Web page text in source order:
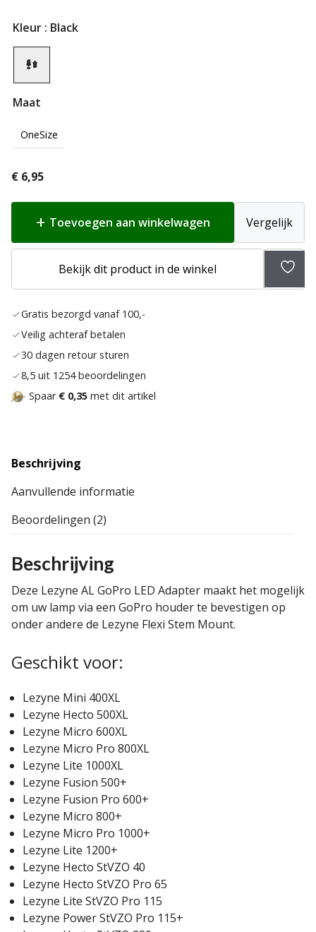
Kleur : Black
Maat
OneSize
€ 6,95
Toevoegen aan winkelwagen Vergelijk
Bekijk dit product in de winkel
Gratis bezorgd vanaf 100,-
Veilig achteraf betalen
30 dagen retour sturen
8,5 uit 1254 beoordelingen
Spaar € 0,35 met dit artikel
Beschrijving
Aanvullende informatie
Beoordelingen (2)
Beschrijving
Deze Lezyne AL GoPro LED Adapter maakt het mogelijk
om uw lamp via een GoPro houder te bevestigen op
onder andere de Lezyne Flexi Stem Mount.
Geschikt voor:
Lezyne Mini 400XL
Lezyne Hecto 500XL
Lezyne Micro 600XL
Lezyne Micro Pro 800XL
Lezyne Lite 1000XL
Lezyne Fusion 500+
Lezyne Fusion Pro 600+
Lezyne Micro 800+
Lezyne Micro Pro 1000+
Lezyne Lite 1200+
Lezyne Hecto StVZO 40
Lezyne Hecto StVZO Pro 65
Lezyne Lite StVZO Pro 115
Lezyne Power StVZO Pro 115+